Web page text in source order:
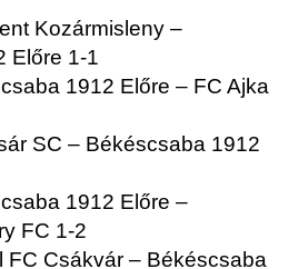
Kozármisleny –
Előre 1-1
1912 Előre – FC Ajka
SC – Békéscsaba 1912
1912 Előre –
FC 1-2
FC Csákvár – Békéscsaba